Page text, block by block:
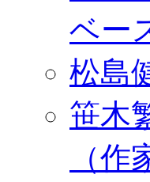
ベー
松島
笹木
（作